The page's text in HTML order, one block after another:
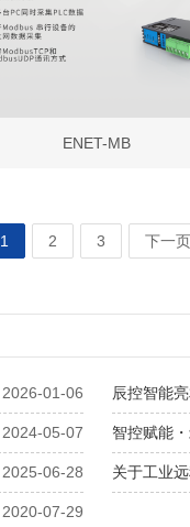
ENET-MB
1 2 3 下一页
2026-01-06 辰控智能
2024-05-07 智控赋能
2025-06-28 关于工业
2020-07-29